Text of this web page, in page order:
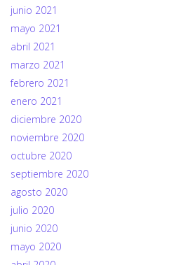
junio 2021
mayo 2021
abril 2021
marzo 2021
febrero 2021
enero 2021
diciembre 2020
noviembre 2020
octubre 2020
septiembre 2020
agosto 2020
julio 2020
junio 2020
mayo 2020